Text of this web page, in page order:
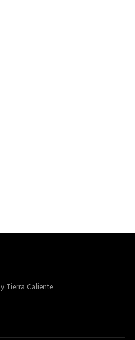
Tierra Caliente